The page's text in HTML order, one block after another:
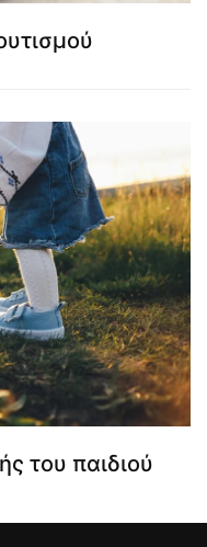
του παιδιού